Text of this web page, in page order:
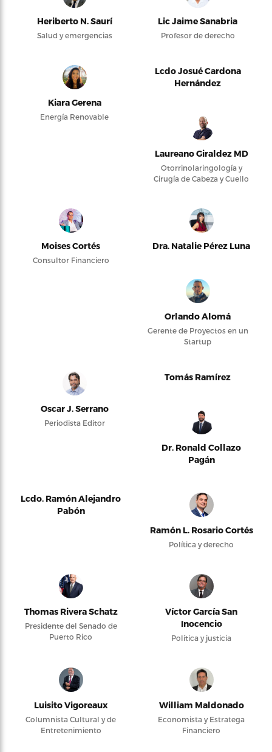
Heriberto N. Saurí
Salud y emergencias
Lic Jaime Sanabria
Profesor de derecho
Kiara Gerena
Energía Renovable
Lcdo Josué Cardona
Hernández
Laureano Giraldez MD
Otorrinolaringología y
Cirugía de Cabeza y Cuello
Moises Cortés
Consultor Financiero
Dra. Natalie Pérez Luna
Orlando Alomá
Gerente de Proyectos en un
Startup
Oscar J. Serrano
Periodista Editor
Tomás Ramírez
Dr. Ronald Collazo
Pagán
Lcdo. Ramón Alejandro
Pabón
Ramón L. Rosario Cortés
Política y derecho
Thomas Rivera Schatz
Presidente del Senado de
Puerto Rico
Víctor García San
Inocencio
Política y justicia
Luisito Vigoreaux
Columnista Cultural y de
Entretenimiento
William Maldonado
Economista y Estratega
Financiero